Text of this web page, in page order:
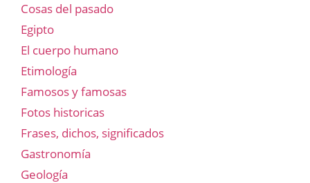
Cosas del pasado
Egipto
El cuerpo humano
Etimología
Famosos y famosas
Fotos historicas
Frases, dichos, significados
Gastronomía
Geología